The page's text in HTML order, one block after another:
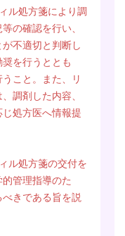
ル処方箋により調
の確認を行い、
不適切と判断し
を行うととも
こと。また、リ
調剤した内容、
処方医へ情報提
ル処方箋の交付を
管理指導のた
きである旨を説